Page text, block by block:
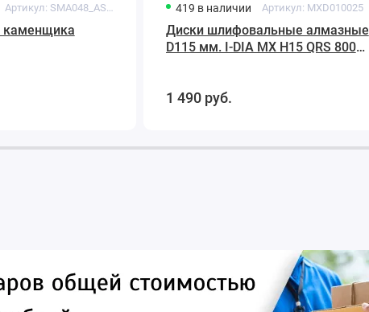
Артикул: SMA048_AS**
каменщика
419 в наличии Артикул: MXD010025
Диски шлифовальные алмазные
D115 мм. I-DIA MX H15 QRS 800
1 490 руб.